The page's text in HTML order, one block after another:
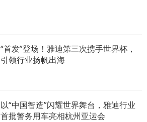
“首发”登场！雅迪第三次携手世界杯，
引领行业扬帆出海
以“中国智造”闪耀世界舞台，雅迪行业
首批警务用车亮相杭州亚运会